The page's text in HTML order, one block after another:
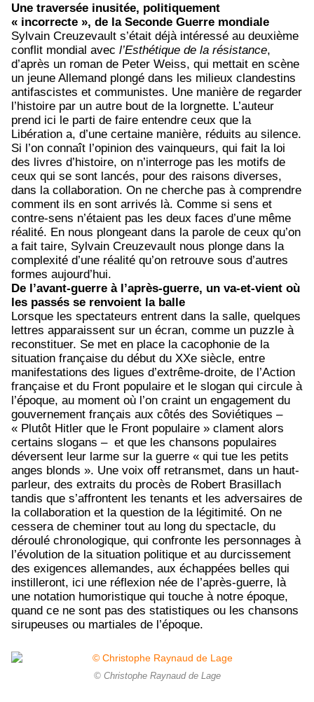
Une traversée inusitée, politiquement
« incorrecte », de la Seconde Guerre mondiale
Sylvain Creuzevault s’était déjà intéressé au deuxième
conflit mondial avec l’Esthétique de la résistance,
d’après un roman de Peter Weiss, qui mettait en scène
un jeune Allemand plongé dans les milieux clandestins
antifascistes et communistes. Une manière de regarder
l’histoire par un autre bout de la lorgnette. L’auteur
prend ici le parti de faire entendre ceux que la
Libération a, d’une certaine manière, réduits au silence.
Si l’on connaît l’opinion des vainqueurs, qui fait la loi
des livres d’histoire, on n’interroge pas les motifs de
ceux qui se sont lancés, pour des raisons diverses,
dans la collaboration. On ne cherche pas à comprendre
comment ils en sont arrivés là. Comme si sens et
contre-sens n’étaient pas les deux faces d’une même
réalité. En nous plongeant dans la parole de ceux qu’on
a fait taire, Sylvain Creuzevault nous plonge dans la
complexité d’une réalité qu’on retrouve sous d’autres
formes aujourd’hui.
De l’avant-guerre à l’après-guerre, un va-et-vient où
les passés se renvoient la balle
Lorsque les spectateurs entrent dans la salle, quelques
lettres apparaissent sur un écran, comme un puzzle à
reconstituer. Se met en place la cacophonie de la
situation française du début du XXe siècle, entre
manifestations des ligues d’extrême-droite, de l’Action
française et du Front populaire et le slogan qui circule à
l’époque, au moment où l’on craint un engagement du
gouvernement français aux côtés des Soviétiques –
« Plutôt Hitler que le Front populaire » clament alors
certains slogans – et que les chansons populaires
déversent leur larme sur la guerre « qui tue les petits
anges blonds ». Une voix off retransmet, dans un haut-
parleur, des extraits du procès de Robert Brasillach
tandis que s’affrontent les tenants et les adversaires de
la collaboration et la question de la légitimité. On ne
cessera de cheminer tout au long du spectacle, du
déroulé chronologique, qui confronte les personnages à
l’évolution de la situation politique et au durcissement
des exigences allemandes, aux échappées belles qui
instilleront, ici une réflexion née de l’après-guerre, là
une notation humoristique qui touche à notre époque,
quand ce ne sont pas des statistiques ou les chansons
sirupeuses ou martiales de l’époque.
© Christophe Raynaud de Lage